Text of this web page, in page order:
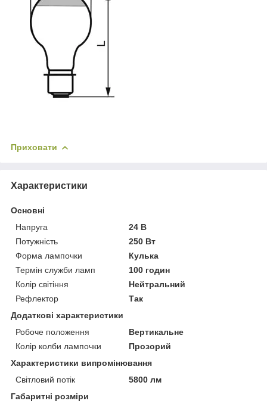
Приховати
Характеристики
Основні
Напруга
24 В
Потужність
250 Вт
Форма лампочки
Кулька
Термін служби ламп
100 годин
Колір світіння
Нейтральний
Рефлектор
Так
Додаткові характеристики
Робоче положення
Вертикальне
Колір колби лампочки
Прозорий
Характеристики випромінювання
Світловий потік
5800 лм
Габаритні розміри